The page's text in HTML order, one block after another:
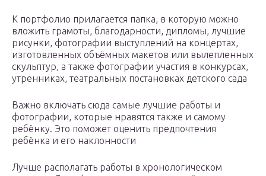
К портфолио прилагается папка, в которую можно
вложить грамоты, благодарности, дипломы, лучшие
рисунки, фотографии выступлений на концертах,
изготовленных объёмных макетов или вылепленных
скульптур, а также фотографии участия в конкурсах,
утренниках, театральных постановках детского сада
Важно включать сюда самые лучшие работы и
фотографии, которые нравятся также и самому
ребёнку. Это поможет оценить предпочтения
ребёнка и его наклонности
Лучше располагать работы в хронологическом